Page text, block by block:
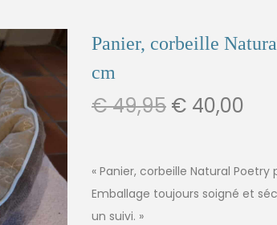
Panier, corbeille
cm
€49,95 € 40,00
« Panier, corbeille Natural
Emballage toujours soigné et
un suivi. »